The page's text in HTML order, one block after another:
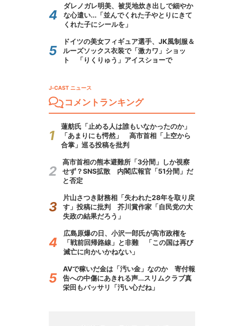
ダレノガレ明美、被災地炊き出しで細やか
な心遣い...「並んでくれた子やとりにきて
くれた子にシールを」
ドイツの美女フィギュア選手、JK風制服＆
ルーズソックス衣装で「激カワ」ショッ
ト 「りくりゅう」アイスショーで
J-CAST ニュース
コメントランキング
蓮舫氏「止める人は誰もいなかったのか」
「あまりにも愕然」 高市首相「上空から
合掌」巡る投稿を批判
高市首相の熊本避難所「3分間」しか視察
せず？SNS拡散 内閣広報官「51分間」だ
と否定
片山さつき財務相「失われた28年を取り戻
す」投稿に批判 芥川賞作家「自民党の大
失政の結果だろう」
広島原爆の日、小沢一郎氏が高市政権を
「戦前回帰路線」と非難 「この国は再び
滅亡に向かいかねない」
AVで稼いだ金は「汚い金」なのか 寄付報
告への中傷にあきれる声...スリムクラブ真
栄田もバッサリ「汚い心だね」